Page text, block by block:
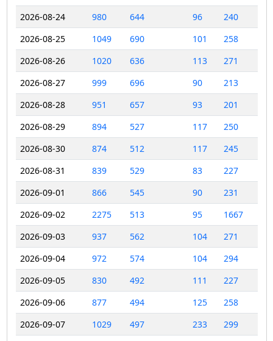
2026-08-24
980 644 96
240
2026-08-25
1049 690 101
258
2026-08-26
1020 636 113
271
2026-08-27
999 696 90
213
2026-08-28
951 657 93
201
2026-08-29
894 527 117
250
2026-08-30
874 512 117
245
2026-08-31
839 529 83
227
2026-09-01
866 545 90
231
2026-09-02
2275 513 95
1667
2026-09-03
937 562 104
271
2026-09-04
972 574 104
294
2026-09-05
830 492 111
227
2026-09-06
877 494 125
258
2026-09-07
1029 497 233 299